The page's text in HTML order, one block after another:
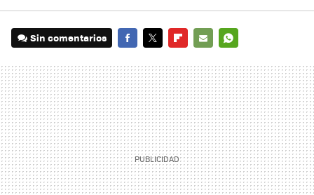
Sin comentarios
MAIL